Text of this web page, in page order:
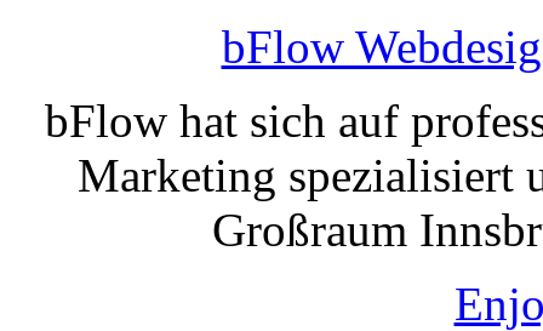
bFlow
bFlow hat sich auf
Marketing spezialisiert
Großraum